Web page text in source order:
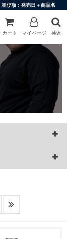
び順：発売日＋商品名
カート マイページ 検索